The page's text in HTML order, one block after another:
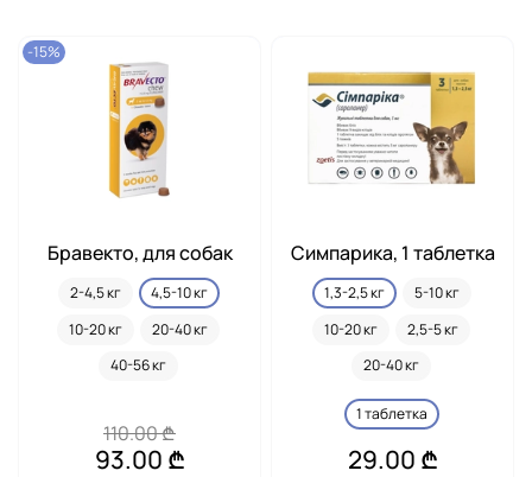
-15%
Бравекто, для собак
2-4,5 кг
4,5-10 кг
10-20 кг
20-40 кг
40-56 кг
110.00 ₾
93.00 ₾
Симпарика, 1 таблетка
1,3-2,5 кг
5-10 кг
10-20 кг
2,5-5 кг
20-40 кг
1 таблетка
29.00 ₾